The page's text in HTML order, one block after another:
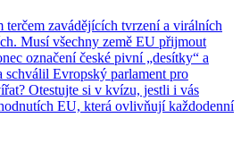
terčem zavádějících tvrzení a virálních
Musí všechny země EU přijmout
označení české pivní „desítky“ a
schválil Evropský parlament pro
Otestujte si v kvízu, jestli i vás
EU, která ovlivňují každodenní